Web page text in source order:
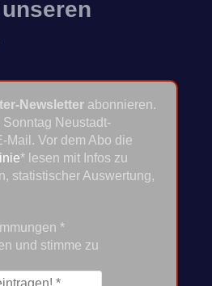
Newsletter abonnieren.
Neustadt-
Mail. Vor dem Abo die
* lesen mit Infos zu
statistischer Auswertung,
*
und stimme zu